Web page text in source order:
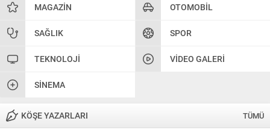
MAGAZIN OTOMOBIL
SAĞLIK SPOR
TEKNOLOJI VIDEO GALERI
SINEMA
KÖŞE YAZARLARI TÜMÜ